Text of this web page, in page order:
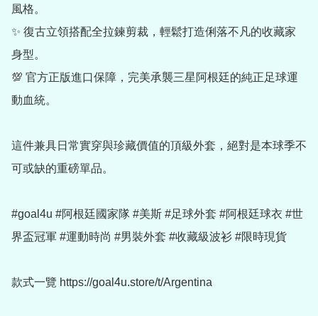
風格。
✨ 復古立領搭配全拉鍊剪裁，輕鬆打造俐落不凡的收藏家
身型。
💯 官方正版進口保障，完美承襲三星阿根廷的純正足球運
動血統。
這件兼具日常實穿與珍藏價值的頂級外套，絕對是本球季不
可或缺的重磅單品。
#goal4u #阿根廷國家隊 #美斯 #足球外套 #阿根廷球衣 #世
界盃冠軍 #運動時尚 #男裝外套 #收藏級波衫 #限時現貨
款式一覽 https://goal4u.store/t/Argentina